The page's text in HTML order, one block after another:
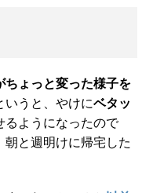
ちょっと変った様子を
いうと、やけにベタッ
るようになったので
と週明けに帰宅した